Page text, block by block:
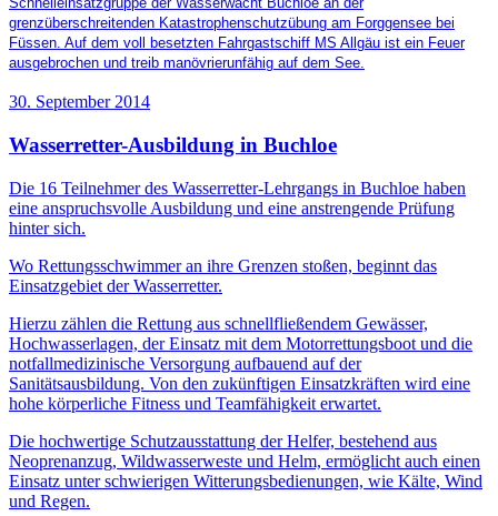
grenzüberschreitenden Katastrophenschutzübung am Forggensee bei
Füssen. Auf dem voll besetzten Fahrgastschiff MS Allgäu ist ein Feuer
ausgebrochen und treib manövrierunfähig auf dem See.
30. September 2014
Wasserretter-Ausbildung in Buchloe
Die 16 Teilnehmer des Wasserretter-Lehrgangs in Buchloe haben
eine anspruchsvolle Ausbildung und eine anstrengende Prüfung
hinter sich.
Wo Rettungsschwimmer an ihre Grenzen stoßen, beginnt das
Einsatzgebiet der Wasserretter.
Hierzu zählen die Rettung aus schnellfließendem Gewässer,
Hochwasserlagen, der Einsatz mit dem Motorrettungsboot und die
notfallmedizinische Versorgung aufbauend auf der
Sanitätsausbildung. Von den zukünftigen Einsatzkräften wird eine
hohe körperliche Fitness und Teamfähigkeit erwartet.
Die hochwertige Schutzausstattung der Helfer, bestehend aus
Neoprenanzug, Wildwasserweste und Helm, ermöglicht auch einen
Einsatz unter schwierigen Witterungsbedienungen, wie Kälte, Wind
und Regen.